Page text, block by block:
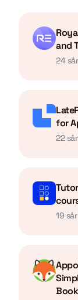
and
24
for
22
19